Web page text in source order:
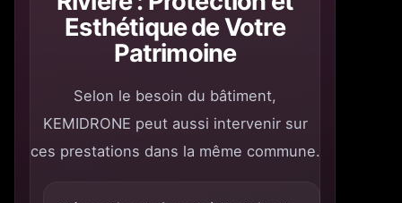
Esthétique de Votre
Patrimoine
Selon le besoin du bâtiment,
KEMIDRONE peut aussi intervenir sur
ces prestations dans la même commune.